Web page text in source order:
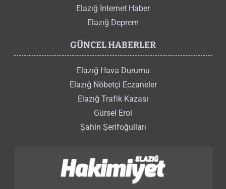
Elazığ İnternet Haber
Elazığ Deprem
GÜNCEL HABERLER
Elazığ Hava Durumu
Elazığ Nöbetçi Eczaneler
Elazığ Trafik Kazası
Gürsel Erol
Şahin Şerifoğulları